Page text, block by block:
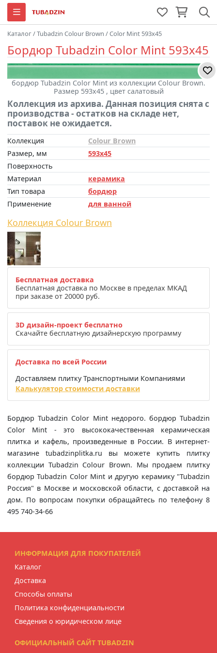
Каталог/Tubadzin Colour Brown /Color Mint 593x45
Бордюр Tubadzin Color Mint 593x45
бордюр Tubadzin Color Mint из коллекции Colour Brown.
Размер 593x45 , цвет салатовый
Коллекция из архива. Данная позиция снята с
производства - остатков на складе нет,
поставок не ожидается.
Коллекция
Colour Brown
Размер, мм
593x45
Поверхность
Материал
керамика
Тип товара
бордюр
Применение
для ванной
Коллекция Colour Brown
Бесплатная доставка
Бесплатная доставка по Москве в пределах МКАД
при заказе от 20000 руб.
3D дизайн-проект бесплатно
Скачайте бесплатную дизайнерскую программу
Доставка по всей России
Доставляем плитку Транспортными Компаниями
Калькулятор стоимости доставки
Бордюр Tubadzin Color Mint недорого. бордюр Tubadzin
Color Mint - это высококачественная керамическая
плитка и кафель, произведенные в России. В интернет-
магазине tubadzinplitka.ru вы можете купить плитку
коллекции Tubadzin Colour Brown. Мы продаем плитку
бордюр Tubadzin Color Mint и другую керамику "Tubadzin
Россия" в Москве и московской области, с доставкой на
дом. По вопросам покупки обращайтесь по телефону 8
495 740-34-66
ИНФОРМАЦИЯ ДЛЯ ПОКУПАТЕЛЕЙ
Каталог
Доставка
Способы оплаты
Политика конфиденциальности
Сведения о юридическом лице
ОФИЦИАЛЬНЫЙ САЙТ TUBADZIN